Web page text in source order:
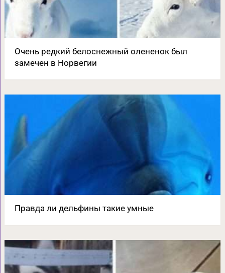
Очень редкий белоснежный олененок был
замечен в Норвегии
Правда ли дельфины такие умные